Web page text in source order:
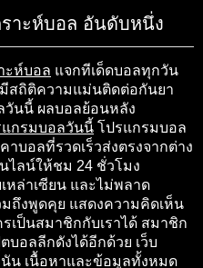
ราะห์บอล อันดับหนึ่ง
ะห์บอล แจกทีเด็ดบอลทุกวัน
สถิติความแม่นติดต่อกันยา
วันนี้ ผลบอลย้อนหลัง
แกรมบอลวันนี้ โปรแกรมบอล
บอลที่รวดเร็วส่งตรงจากต่าง
ไลน์ให้ชม 24 ชั่วโมง
หล่าเซียน และไม่พลาด
ถึงพูดคุย แสดงความคิดเห็น
เป็นสมาชิกกับเราได้ สมาชิก
อลลีกดังได้อีกด้วย เว็บ
นัน เนื้อหาและข้อมูลทั้งหมด